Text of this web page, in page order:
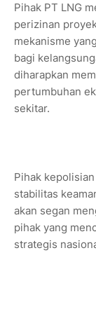
Pihak PT LNG
perizinan
mekanisme
bagi
diharapkan
pertumbuhan
sekitar.
Pihak
stabilitas
akan segan
pihak yang
strategis